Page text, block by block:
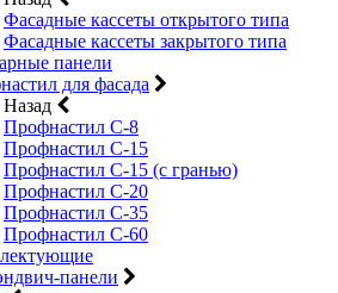
Фасадные кассеты открытого типа
Фасадные кассеты закрытого типа
панели
для фасада
Назад
Профнастил С-8
Профнастил С-15
Профнастил С-15 (с гранью)
Профнастил С-20
Профнастил С-35
Профнастил С-60
панели